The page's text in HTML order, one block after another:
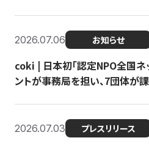
2026.07.06 お知らせ
coki | 日本初「認定NPO全国ネ
ントが事務局を担い、7団体が
2026.07.03 プレスリリース